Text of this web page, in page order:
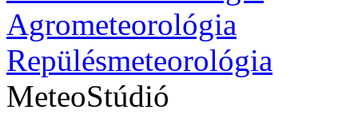
Agrometeorológia
Repülésmeteorológia
MeteoStúdió